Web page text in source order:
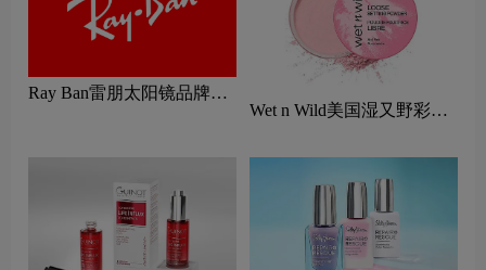
Ray Ban雷朋太阳镜品牌标
Wet n Wild美国湿又野彩妆
念